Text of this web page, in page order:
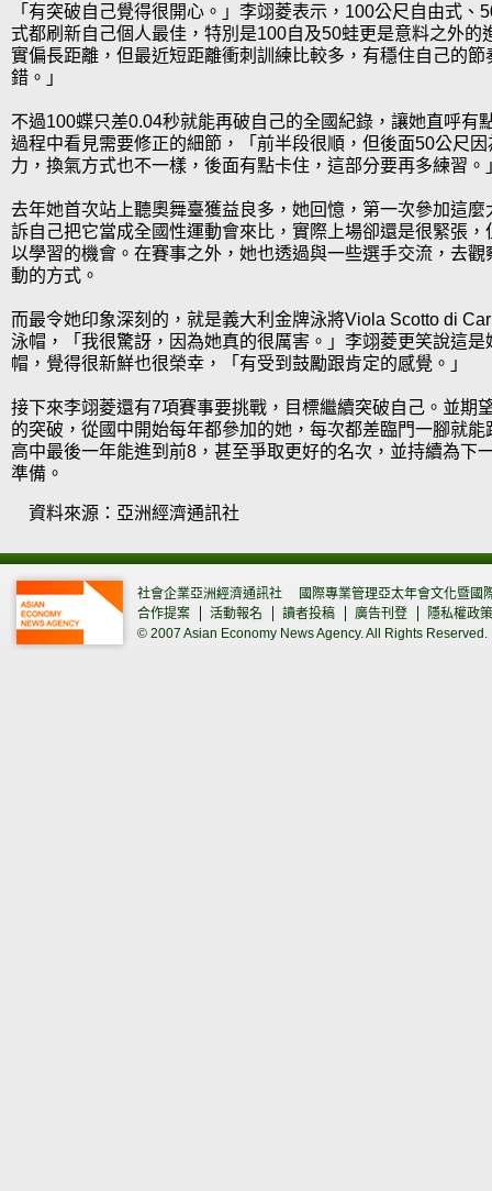
「有突破自己覺得很開心。」李翊菱表示，100公尺自由式、
式都刷新自己個人最佳，特別是100自及50蛙更是意料之外的
實偏長距離，但最近短距離衝刺訓練比較多，有穩住自己的節
錯。」
不過100蝶只差0.04秒就能再破自己的全國紀錄，讓她直呼有
過程中看見需要修正的細節，「前半段很順，但後面50公尺
力，換氣方式也不一樣，後面有點卡住，這部分要再多練習。
去年她首次站上聽奧舞臺獲益良多，她回憶，第一次參加這
訴自己把它當成全國性運動會來比，實際上場卻還是很緊張
以學習的機會。在賽事之外，她也透過與一些選手交流，去
動的方式。
而最令她印象深刻的，就是義大利金牌泳將Viola Scotto di
泳帽，「我很驚訝，因為她真的很厲害。」李翊菱更笑說這
帽，覺得很新鮮也很榮幸，「有受到鼓勵跟肯定的感覺。」
接下來李翊菱還有7項賽事要挑戰，目標繼續突破自己。並期
的突破，從國中開始每年都參加的她，每次都差臨門一腳就
高中最後一年能進到前8，甚至爭取更好的名次，並持續為下
準備。
資料來源：亞洲經濟通訊社
社會企業亞洲經濟通訊社
國際專業管理亞太年會文化暨國
合作提案
活動報名 讀者投稿 廣告刊登
隱私權政策
© 2007 Asian Economy News Agency. All Rights Reserved.